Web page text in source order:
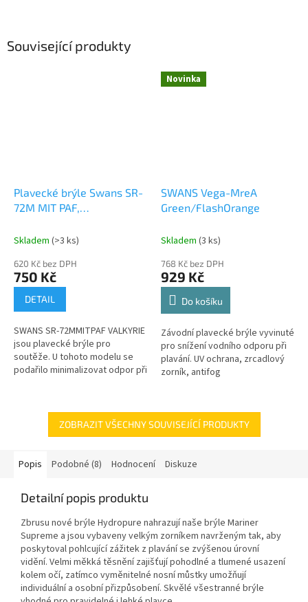
Související produkty
Plavecké brýle Swans SR-
72M MIT PAF,
Skladem (>3 ks)
620 Kč bez DPH
750 Kč
DETAIL
SWANS SR-72MMITPAF VALKYRIE
jsou plavecké brýle pro
soutěže. U tohoto modelu se
podařilo minimalizovat odpor při
model je...
Novinka
SWANS Vega-MreA
Green/FlashOrange
Skladem (3 ks)
768 Kč bez DPH
929 Kč
Do košíku
Závodní plavecké brýle vyvinuté
pro snížení vodního odporu při
plavání. UV ochrana, zrcadlový
zorník, antifog
FINA.
ZOBRAZIT VŠECHNY SOUVISEJÍCÍ PRODUKTY
Popis Podobné (8) Hodnocení Diskuze
Detailní popis produktu
Zbrusu nové brýle Hydropure nahrazují naše brýle Mariner
Supreme a jsou vybaveny velkým zorníkem navrženým tak, aby
poskytoval pohlcující zážitek z plavání se zvýšenou úrovní
vidění. Velmi měkká těsnění zajišťují pohodlné a tlumené usazení
kolem očí, zatímco vyměnitelné nosní můstky umožňují
individuální a osobní přizpůsobení. Skvělé všestranné brýle